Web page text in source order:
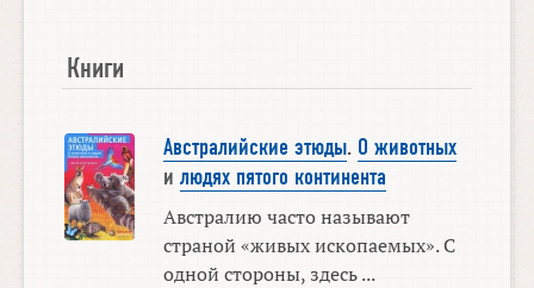
Книги
Австралийские этюды. О животных
и людях пятого континента
Австралию часто называют
страной «живых ископаемых». С
одной стороны, здесь ...